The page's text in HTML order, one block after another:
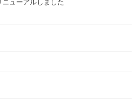
ューアルしました